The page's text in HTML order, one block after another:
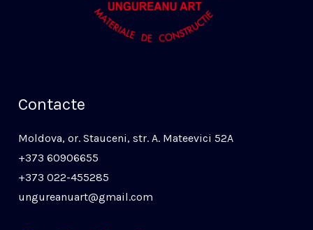
Contacte
Moldova, or. Stauceni, str. A. Mateevici 52A
+373 60906655
+373 022-455285
ungureanuart@gmail.com